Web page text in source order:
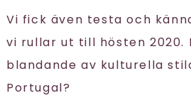
Vi fick även testa och
vi rullar ut till hösten 2020.
blandande av kulturella
Portugal?